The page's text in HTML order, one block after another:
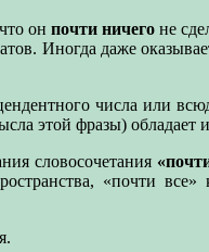
он почти ничего не
Иногда даже
числа или
этой фразы) обладает
словосочетания
«почти